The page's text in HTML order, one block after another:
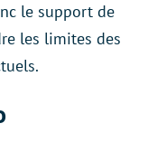
le support de
les limites des